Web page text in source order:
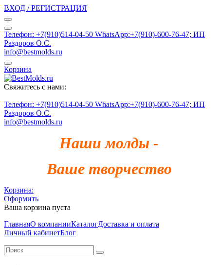
ВХОД / РЕГИСТРАЦИЯ
Телефон: +7(910)514-04-50 WhatsApp:+7(910)-600-76-47; ИП
Раздоров О.С.
info@bestmolds.ru
Корзина
Свяжитесь с нами:
Телефон: +7(910)514-04-50 WhatsApp:+7(910)-600-76-47; ИП
Раздоров О.С.
info@bestmolds.ru
Наши молды -
Ваше творчество
Корзина:
Оформить
Ваша корзина пуста
ГлавнаяО компанииКаталогДоставка и оплата
Личный кабинетБлог